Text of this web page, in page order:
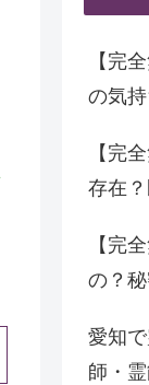
【完
の気
【完
存在
【完
の？
愛知
師・